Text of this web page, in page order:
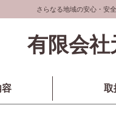
さらなる地域の安心・安
有限会
容 取